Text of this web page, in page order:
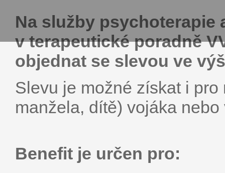
Na služby psychoterapie
v terapeutické poradně
objednat se slevou ve
Slevu je možné získat i
manžela, dítě) vojáka
Benefit je určen pro: